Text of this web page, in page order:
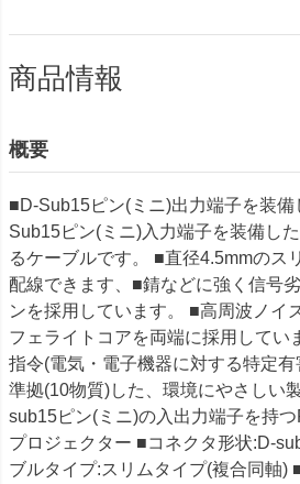
商品情報
概要
■D-Sub15ピン(ミニ)出力端子を装
Sub15ピン(ミニ)入力端子を装備し
るケーブルです。 ■直径4.5mmのス
配線できます、■錆などに強く信号
ンを採用しています。 ■高周波ノイ
フェライトコアを両端に採用してい
指令(電気・電子機器に対する特定
準拠(10物質)した、環境にやさしい
sub15ピン(ミニ)の入出力端子を持
プロジェクター ■コネクタ形状:D-
ブルタイプ:スリムタイプ(複合同軸)